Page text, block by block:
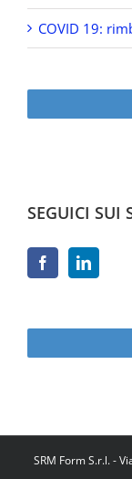
COVID 19:
SEGUICI SUI
SRM Form S.r.l. -